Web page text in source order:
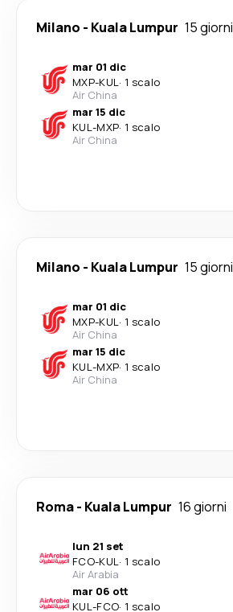
Milano - Kuala Lumpur 15 giorni
mar 01 dic
MXP-KUL· 1 scalo
Air China
mar 15 dic
KUL-MXP· 1 scalo
Air China
Milano - Kuala Lumpur 15 giorni
mar 01 dic
MXP-KUL· 1 scalo
Air China
mar 15 dic
KUL-MXP· 1 scalo
Air China
Roma- Kuala Lumpur 16 giorni
lun 21 set
FCO-KUL· 1 scalo
Air Arabia
mar 06 ott
KUL-FCO· 1 scalo